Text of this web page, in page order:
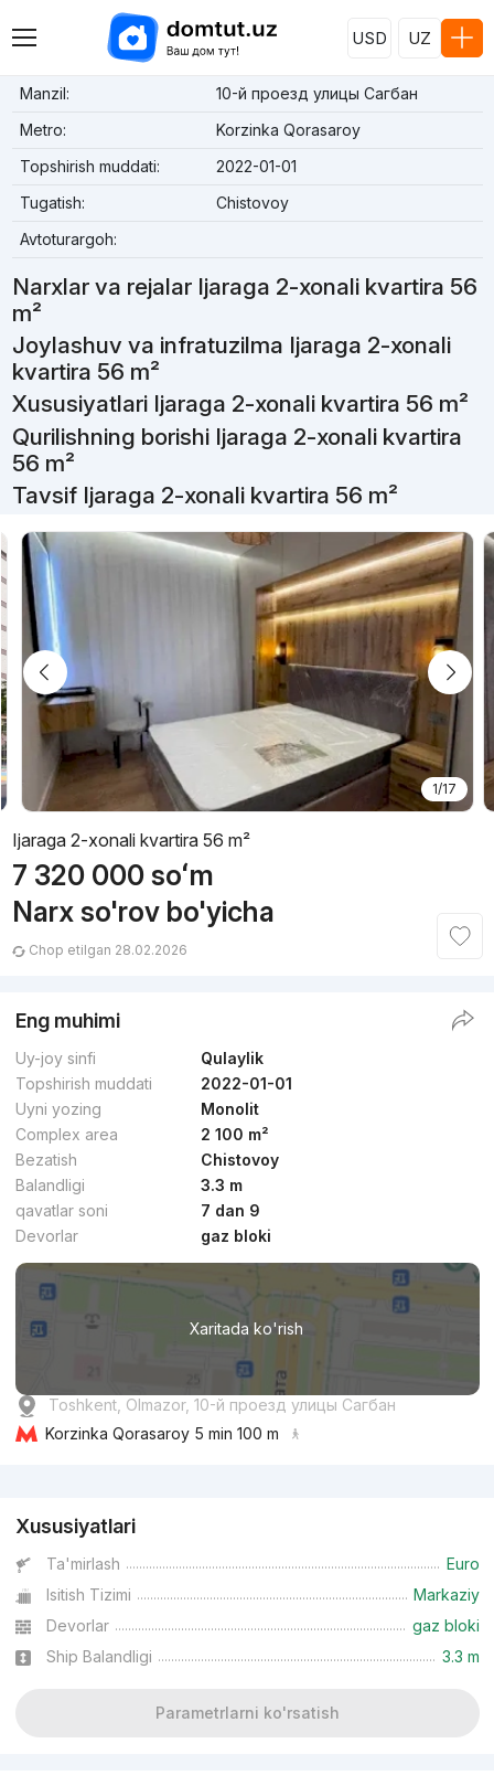
USD UZ
Manzil:
10-й проезд улицы Сагбан
Metro:
Korzinka Qorasaroy
Topshirish muddati:
2022-01-01
Tugatish:
Chistovoy
Avtoturargoh:
Narxlar va rejalar Ijaraga 2-xonali kvartira 56
m²
Joylashuv va infratuzilma Ijaraga 2-xonali
kvartira 56 m²
Xususiyatlari Ijaraga 2-xonali kvartira 56 m²
Qurilishning borishi Ijaraga 2-xonali kvartira
56 m²
Tavsif Ijaraga 2-xonali kvartira 56 m²
1/17
Ijaraga 2-xonali kvartira 56 m²
7 320 000 soʻm
Narx so'rov bo'yicha
Chop etilgan 28.02.2026
Eng muhimi
Uy-joy sinfi
Qulaylik
Topshirish muddati
2022-01-01
Uyni yozing
Monolit
Complex area
2 100 m²
Bezatish
Chistovoy
Balandligi
3.3 m
qavatlar soni
7 dan 9
Devorlar
gaz bloki
Xaritada ko'rish
Toshkent, Olmazor, 10-й проезд улицы Сагбан
Korzinka Qorasaroy 5 min 100 m
Xususiyatlari
Ta'mirlash
Euro
Isitish Tizimi
Markaziy
Devorlar
gaz bloki
Ship Balandligi
3.3 m
Parametrlarni ko'rsatish